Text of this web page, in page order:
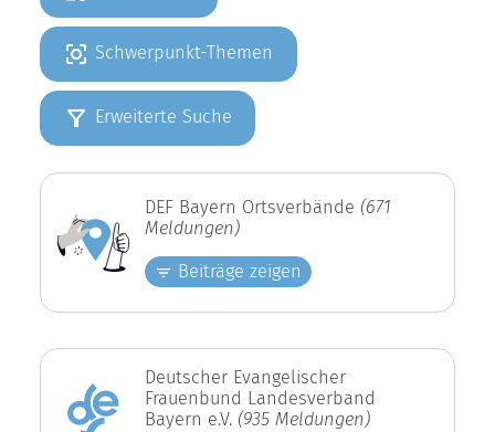
Schwerpunkt-Themen
Erweiterte Suche
DEF Bayern Ortsverbände (671
Meldungen)
Beiträge zeigen
Deutscher Evangelischer
Frauenbund Landesverband
Bayern e.V. (935 Meldungen)